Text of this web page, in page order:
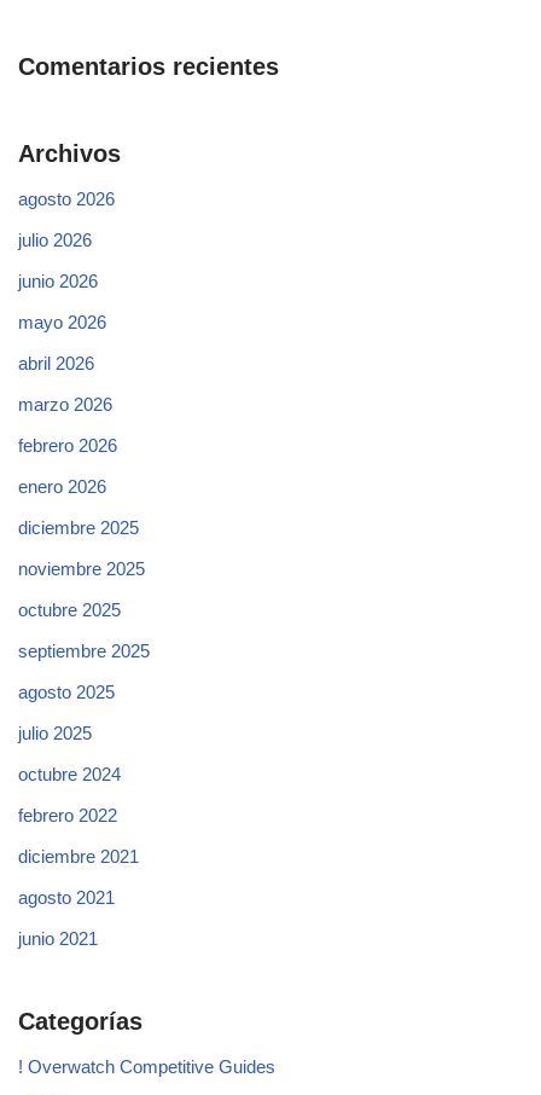
Comentarios recientes
Archivos
agosto 2026
julio 2026
junio 2026
mayo 2026
abril 2026
marzo 2026
febrero 2026
enero 2026
diciembre 2025
noviembre 2025
octubre 2025
septiembre 2025
agosto 2025
julio 2025
octubre 2024
febrero 2022
diciembre 2021
agosto 2021
junio 2021
Categorías
! Overwatch Competitive Guides